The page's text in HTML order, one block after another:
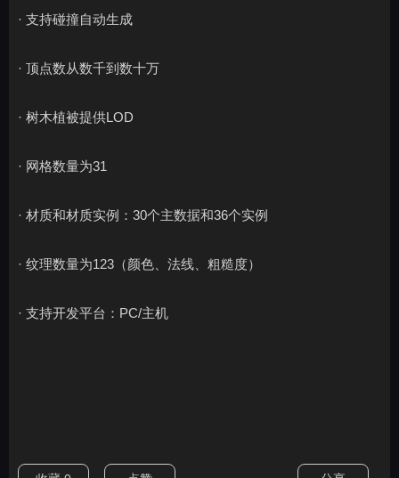
· 支持碰撞自动生成
· 顶点数从数千到数十万
· 树木植被提供LOD
· 网格数量为31
· 材质和材质实例：30个主数据和36个实例
· 纹理数量为123（颜色、法线、粗糙度）
· 支持开发平台：PC/主机